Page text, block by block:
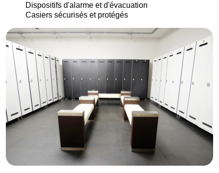
Dispositifs d'alarme et d'évacuation
Casiers sécurisés et protégés